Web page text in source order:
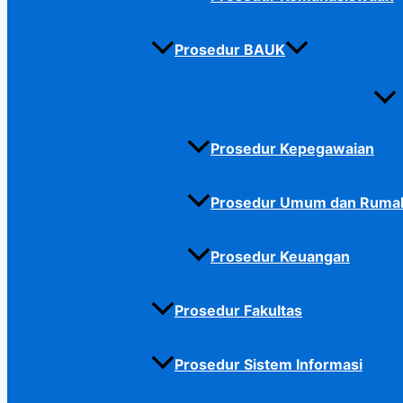
Prosedur BAUK
Prosedur Kepegawaian
Prosedur Umum dan
Prosedur Keuangan
Prosedur Fakultas
Prosedur Sistem Informasi